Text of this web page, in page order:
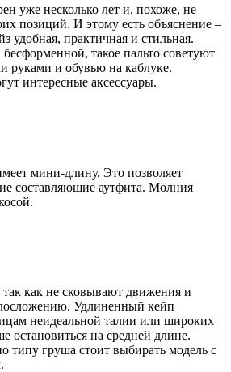
уже несколько лет и, похоже, не
позиций. И этому есть объяснение –
удобная, практичная и стильная.
такое пальто советуют
руками и обувью на каблуке.
интересные аксессуары.
мини-длину. Это позволяет
составляющие аутфита. Молния
как не сковывают движения и
Удлиненный кейп
неидеальной талии или широких
остановиться на средней длине.
типу груша стоит выбирать модель с